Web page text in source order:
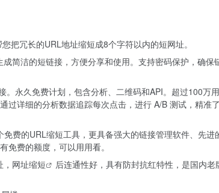
把冗长的URL地址缩短成8个字符以内的短网址。
简洁的短链接，方便分享和使用。支持密码保护，确保
永久免费计划，包含分析、二维码和API。超过100万
过详细的分析数据追踪每次点击，进行 A/B 测试，精准
费的URL缩短工具，更具备强大的链接管理软件、先进
免费的额度，可以用用看。
网址缩短
后连通性好，具有防封抗红特性，是国内老